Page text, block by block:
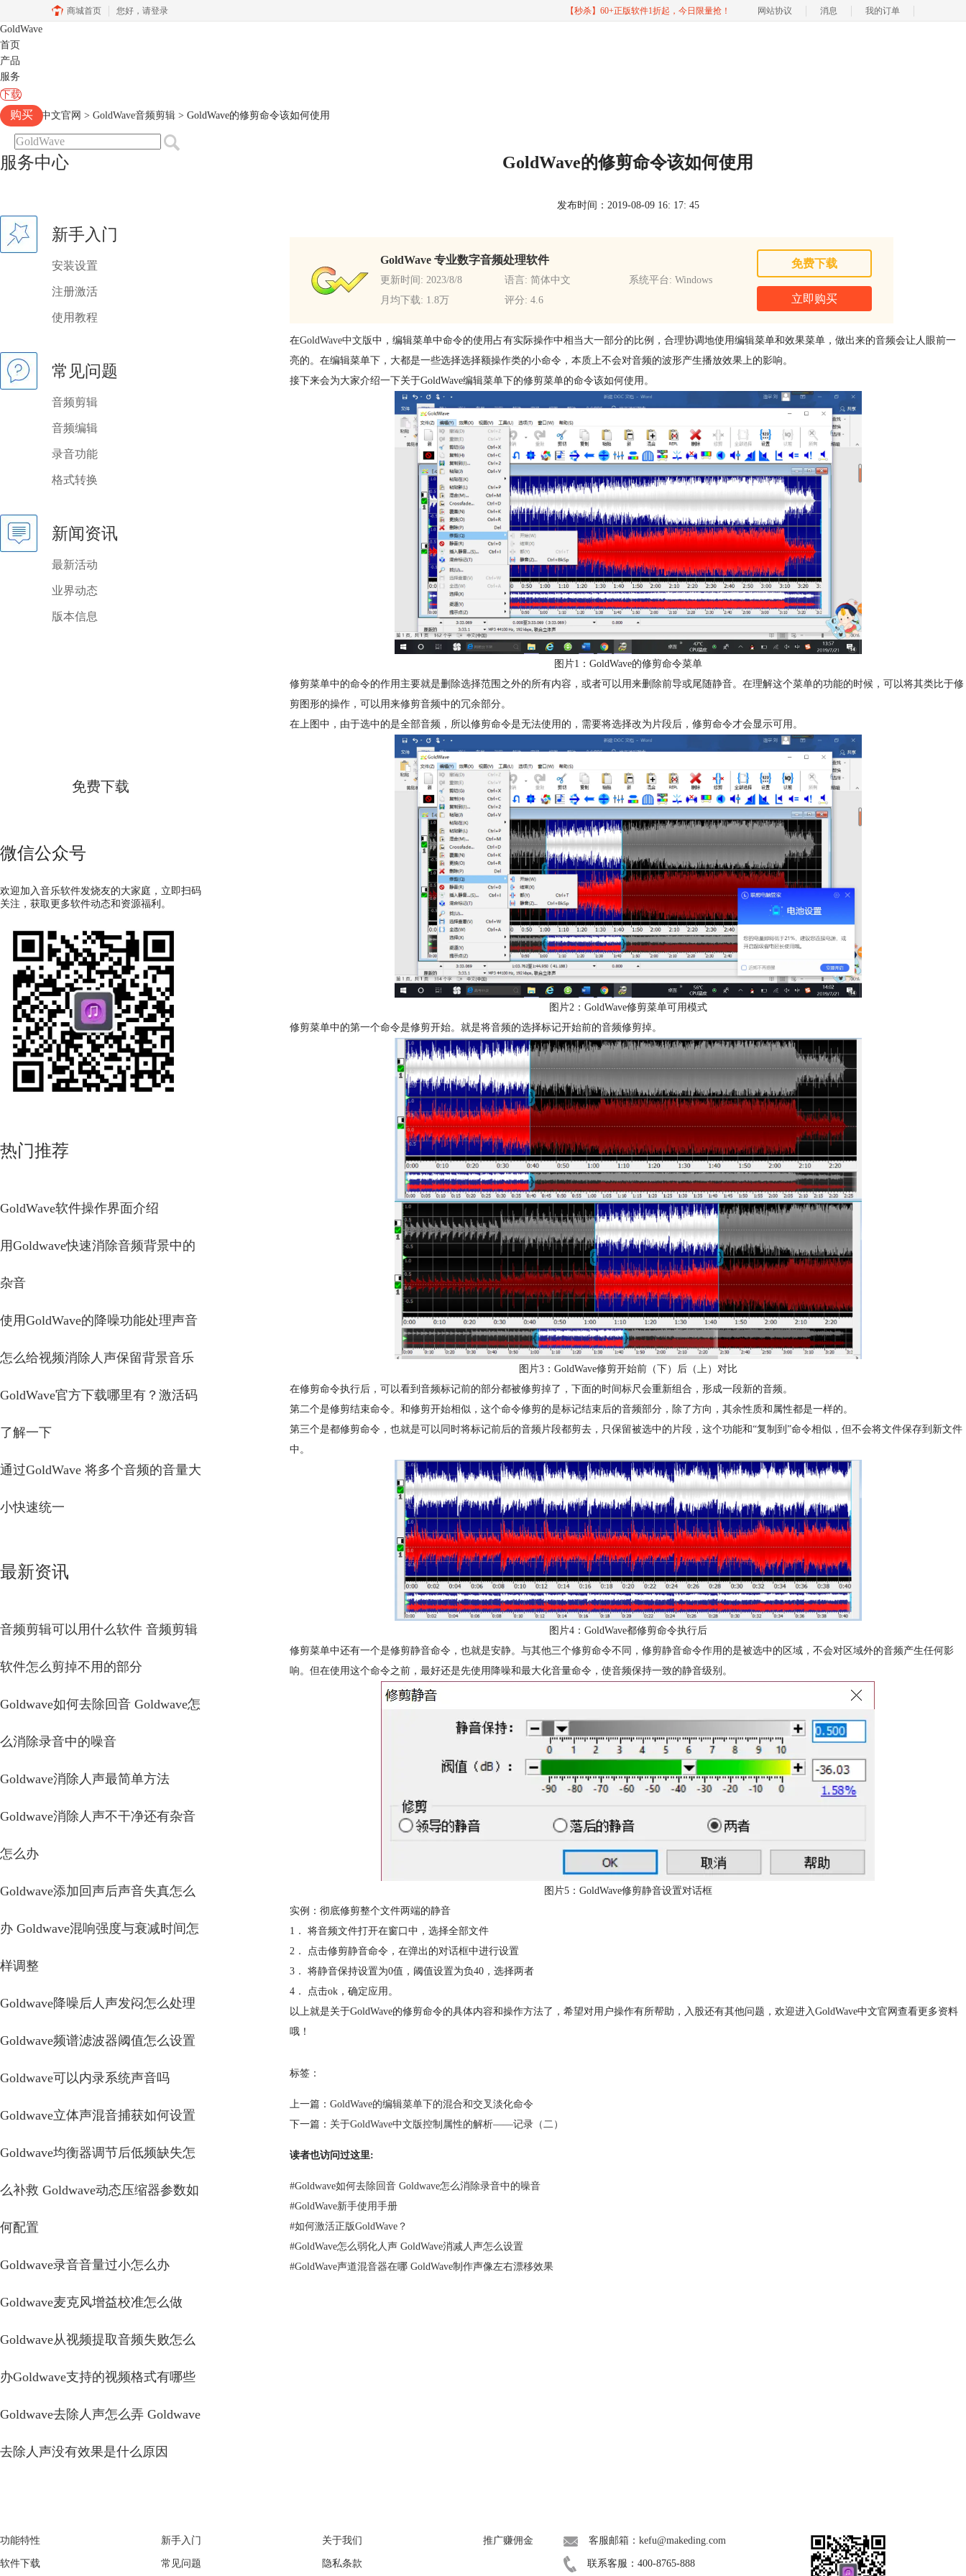
商城首页 您好， 请登录 【秒杀】60+正版软件1折起，今日限量抢！ 网站协议 消息 我的订单
GoldWave
首页
产品
服务
下载
购买
Goldwave中文官网 > GoldWave音频剪辑 > GoldWave的修剪命令该如何使用
服务中心
新手入门
安装设置
注册激活
使用教程
常见问题
音频剪辑
音频编辑
录音功能
格式转换
新闻资讯
最新活动
业界动态
版本信息
免费下载
微信公众号
欢迎加入音乐软件发烧友的大家庭，立即扫码
关注，获取更多软件动态和资源福利。
热门推荐
GoldWave软件操作界面介绍
用Goldwave快速消除音频背景中的
杂音
使用GoldWave的降噪功能处理声音
怎么给视频消除人声保留背景音乐
GoldWave官方下载哪里有？激活码
了解一下
通过GoldWave 将多个音频的音量大
小快速统一
最新资讯
音频剪辑可以用什么软件 音频剪辑
软件怎么剪掉不用的部分
Goldwave如何去除回音 Goldwave怎
么消除录音中的噪音
Goldwave消除人声最简单方法
Goldwave消除人声不干净还有杂音
怎么办
Goldwave添加回声后声音失真怎么
办 Goldwave混响强度与衰减时间怎
样调整
Goldwave降噪后人声发闷怎么处理
Goldwave频谱滤波器阈值怎么设置
Goldwave可以内录系统声音吗
Goldwave立体声混音捕获如何设置
Goldwave均衡器调节后低频缺失怎
么补救 Goldwave动态压缩器参数如
何配置
Goldwave录音音量过小怎么办
Goldwave麦克风增益校准怎么做
Goldwave从视频提取音频失败怎么
办Goldwave支持的视频格式有哪些
Goldwave去除人声怎么弄 Goldwave
去除人声没有效果是什么原因
GoldWave的修剪命令该如何使用
发布时间：2019-08-09 16: 17: 45
GoldWave 专业数字音频处理软件
更新时间: 2023/8/8 语言: 简体中文
系统平台: Windows
月均下载: 1.8万
评分: 4.6
免费下载
立即购买
在GoldWave中文版中，编辑菜单中命令的使用占有实际操作中相当大一部分的比例，合理协调地使用编辑菜单和效果菜单，做出来的音频会让人眼前一
亮的。在编辑菜单下，大都是一些选择选择额操作类的小命令，本质上不会对音频的波形产生播放效果上的影响。
接下来会为大家介绍一下关于GoldWave编辑菜单下的修剪菜单的命令该如何使用。
图片1：GoldWave的修剪命令菜单
修剪菜单中的命令的作用主要就是删除选择范围之外的所有内容，或者可以用来删除前导或尾随静音。在理解这个菜单的功能的时候，可以将其类比于修
剪图形的操作，可以用来修剪音频中的冗余部分。
在上图中，由于选中的是全部音频，所以修剪命令是无法使用的，需要将选择改为片段后，修剪命令才会显示可用。
图片2：GoldWave修剪菜单可用模式
修剪菜单中的第一个命令是修剪开始。就是将音频的选择标记开始前的音频修剪掉。
图片3：GoldWave修剪开始前（下）后（上）对比
在修剪命令执行后，可以看到音频标记前的部分都被修剪掉了，下面的时间标尺会重新组合，形成一段新的音频。
第二个是修剪结束命令。和修剪开始相似，这个命令修剪的是标记结束后的音频部分，除了方向，其余性质和属性都是一样的。
第三个是都修剪命令，也就是可以同时将标记前后的音频片段都剪去，只保留被选中的片段，这个功能和“复制到”命令相似，但不会将文件保存到新文件
中。
图片4：GoldWave都修剪命令执行后
修剪菜单中还有一个是修剪静音命令，也就是安静。与其他三个修剪命令不同，修剪静音命令作用的是被选中的区域，不会对区域外的音频产生任何影
响。但在使用这个命令之前，最好还是先使用降噪和最大化音量命令，使音频保持一致的静音级别。
图片5：GoldWave修剪静音设置对话框
实例：彻底修剪整个文件两端的静音
1． 将音频文件打开在窗口中，选择全部文件
2． 点击修剪静音命令，在弹出的对话框中进行设置
3． 将静音保持设置为0值，阈值设置为负40，选择两者
4． 点击ok，确定应用。
以上就是关于GoldWave的修剪命令的具体内容和操作方法了，希望对用户操作有所帮助，入股还有其他问题，欢迎进入GoldWave中文官网查看更多资料
哦！
标签：
上一篇：GoldWave的编辑菜单下的混合和交叉淡化命令
下一篇： 关于GoldWave中文版控制属性的解析——记录（二）
读者也访问过这里:
#Goldwave如何去除回音 Goldwave怎么消除录音中的噪音
#GoldWave新手使用手册
#如何激活正版GoldWave？
#GoldWave怎么弱化人声 GoldWave消减人声怎么设置
#GoldWave声道混音器在哪 GoldWave制作声像左右漂移效果
功能特性
软件下载
新手入门
常见问题
关于我们
隐私条款
推广赚佣金 客服邮箱：kefu@makeding.com
联系客服：400-8765-888